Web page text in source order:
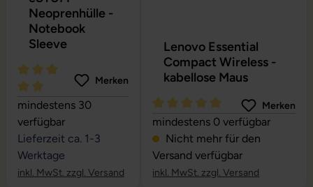
Neoprenhülle -
Notebook
Sleeve
Durchschnittliche Bewertung von 5 von 5 Sternen
Merken
mindestens 30
verfügbar
Lieferzeit ca. 1-3
Werktage
inkl. MwSt. zzgl. Versand
Lenovo Essential
Compact Wireless -
kabellose Maus
Durchschnittliche Bewertung
Merken
mindestens 0 verfügbar
Nicht mehr für den
Versand verfügbar
inkl. MwSt. zzgl. Versand